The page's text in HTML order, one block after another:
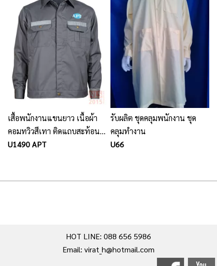
เสื้อพนักงานแขนยาว เนื้อผ้า
คอมทวิวสีเทา ติดแถบสะท้อน
แสงหน้าหลัง
U1490 APT
รับผลิต ชุดคลุมพนักงาน ชุด
คลุมทำงาน
U66
HOT LINE: 088 656 5986
Email: virat_h@hotmail.com